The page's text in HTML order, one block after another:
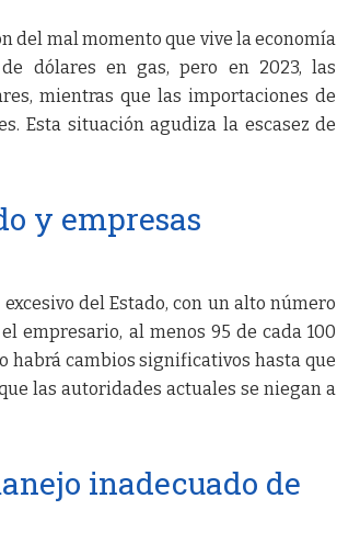
del mal momento que vive la economía
dólares en gas, pero en 2023, las
mientras que las importaciones de
Esta situación agudiza la escasez de
y empresas
del Estado, con un alto número
empresario, al menos 95 de cada 100
habrá cambios significativos hasta que
las autoridades actuales se niegan a
inadecuado de